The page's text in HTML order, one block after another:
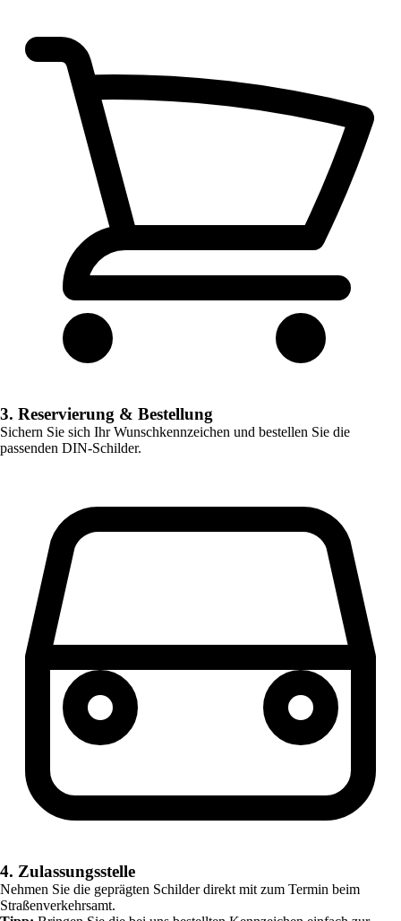
3. Reservierung & Bestellung
Sichern Sie sich Ihr Wunschkennzeichen und bestellen Sie die
passenden DIN-Schilder.
4. Zulassungsstelle
Nehmen Sie die geprägten Schilder direkt mit zum Termin beim
Straßenverkehrsamt.